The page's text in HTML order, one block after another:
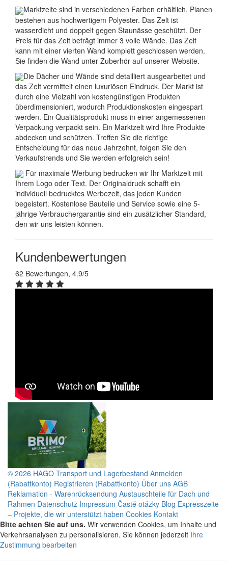
Marktzelte sind in verschiedenen Farben erhältlich. Planen
bestehen aus hochwertigem Polyester. Das Zelt ist
wasserdicht und doppelt gegen Staunässe geschützt. Der
Preis für das Zelt beträgt immer 3 volle Wände. Das Zelt
kann mit einer vierten Wand komplett geschlossen werden.
Sie finden die Wand unter Zuberhör auf unserer Website.
Die Dächer und Wände sind detailliert ausgearbeitet und
das Zelt vermittelt einen luxuriösen Eindruck. Der Markt ist
durch eine Vielzahl von kostengünstigen Produkten
überdimensioniert, wodurch Produktionskosten eingespart
werden. Ein Qualitätsprodukt muss in einer angemessenen
Verpackung verpackt sein. Ein Marktzelt wird Ihre Produkte
abdecken und schützen. Treffen Sie die richtige
Entscheidung für das neue Jahrzehnt, folgen Sie den
Verkaufstrends und Sie werden erfolgreich sein!
Für maximale Werbung bedrucken wir Ihr Marktzelt mit
Ihrem Logo oder Text. Der Originaldruck schafft ein
individuell bedrucktes Werbezelt, das jeden Kunden
begeistert. Kostenlose Bauteile und Service sowie eine 5-
jährige Verbrauchergarantie sind ein zusätzlicher Standard,
den wir uns leisten können.
Kundenbewertungen
62 Bewertungen, 4.9/5
© 2026 HAGO Transport und Lagerbestand Anmelden
(Rabattkonto) Registrieren (Rabattkonto) Über uns AGB
Reklamation - Warenrücksendung Austauschteile für Dach und
Rahmen Datenschutz Impressum Časté otázky Blog Expresszelte
– Projekte, die wir unterstützt haben Cookies Kontakt
Bitte achten Sie auf uns. Wir verwenden Cookies, um Inhalte und
Verkehrsanalysen zu personalisieren. Sie können jederzeit Ihre
Zustimmung bearbeiten